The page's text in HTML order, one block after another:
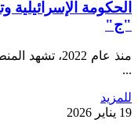
الحكومة
"ج"
منذ عام
...
للمزيد
19 يناير 2026